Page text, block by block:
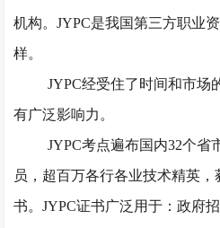
机构。JYPC是我国第三方职业
样。
JYPC经受住了时间和市场
有广泛影响力。
JYPC考点遍布国内32个省
员，超百万各行各业技术精英，
书。JYPC证书广泛用于：政府